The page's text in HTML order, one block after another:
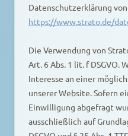
Datenschutzerklärung
https://www.strato.de/
Die Verwendung von
Art. 6 Abs. 1 lit. f DSGVO.
Interesse an einer
unserer Website. Sofern
Einwilligung abgefragt
ausschließlich auf